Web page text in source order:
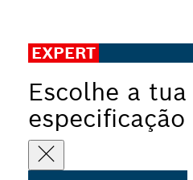
EXPERT
Escolhe a tua
especificação